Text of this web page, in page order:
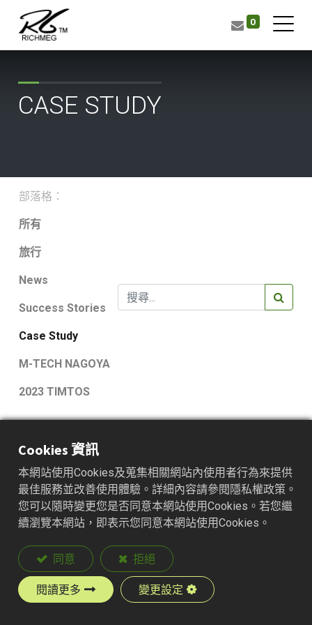
0
CASE STUDY
部落格：
所有
旅行
News
Success Stories
Case Study
M-TECH NAGOYA
2023 TIMTOS
Case Study
In the manufacturing industry, solenoid valves are utilized to control
Cookies 資訊
本網站使用Cookies及蒐集相關網站內使用者行為來提供
最佳服務並改善使用體驗。詳細內容請參閱隱私權政策。
您可以隨時變更您是否同意本網站使用Cookies。若您繼
續瀏覽本網站，即表示您同意本網站使用Cookies。
同意 拒絕
閱讀更多 變更設定